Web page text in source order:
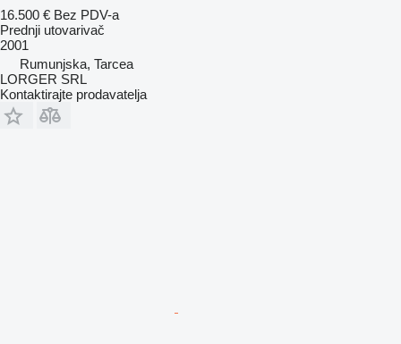
16.500 € Bez PDV-a
Prednji utovarivač
2001
Rumunjska, Tarcea
LORGER SRL
Kontaktirajte prodavatelja